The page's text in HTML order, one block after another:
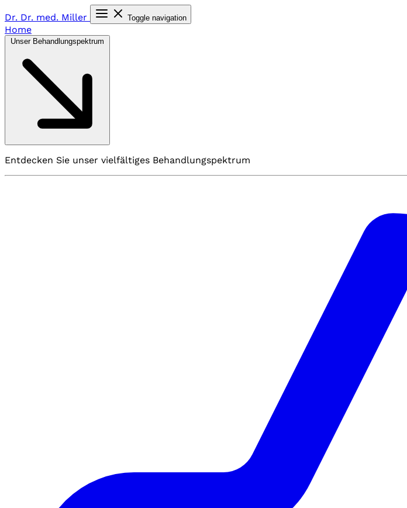
Dr. Dr. med. Miller Toggle navigation
Home
Entdecken Sie unser vielfältiges Behandlungspektrum